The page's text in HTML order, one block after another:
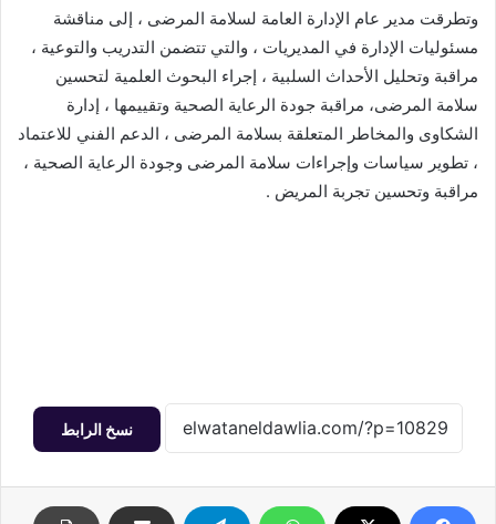
وتطرقت مدير عام الإدارة العامة لسلامة المرضى ، إلى مناقشة
مسئوليات الإدارة في المديريات ، والتي تتضمن التدريب والتوعية ،
مراقبة وتحليل الأحداث السلبية ، إجراء البحوث العلمية لتحسين
سلامة المرضى، مراقبة جودة الرعاية الصحية وتقييمها ، إدارة
الشكاوى والمخاطر المتعلقة بسلامة المرضى ، الدعم الفني للاعتماد
، تطوير سياسات وإجراءات سلامة المرضى وجودة الرعاية الصحية ،
مراقبة وتحسين تجربة المريض .
نسخ الرابط